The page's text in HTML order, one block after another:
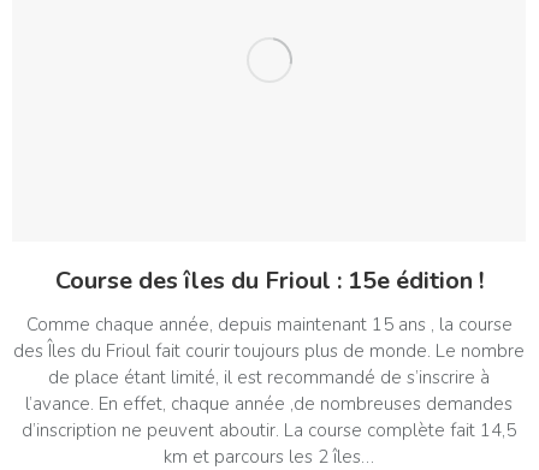
Course des îles du Frioul : 15e édition !
Comme chaque année, depuis maintenant 15 ans , la course
des Îles du Frioul fait courir toujours plus de monde. Le nombre
de place étant limité, il est recommandé de s’inscrire à
l’avance. En effet, chaque année ,de nombreuses demandes
d’inscription ne peuvent aboutir. La course complète fait 14,5
km et parcours les 2 îles…